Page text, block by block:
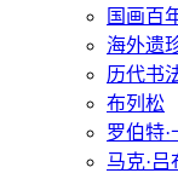
国画百
海外遗
历代书
布列松
罗伯特·
马克·吕